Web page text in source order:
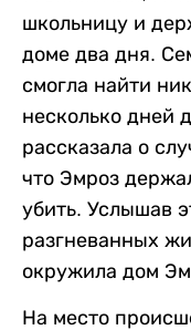
школьницу и
доме два дня.
смогла найти
несколько дней
рассказала о
что Эмроз
убить. Услышав
разгневанных
окружила дом
На место